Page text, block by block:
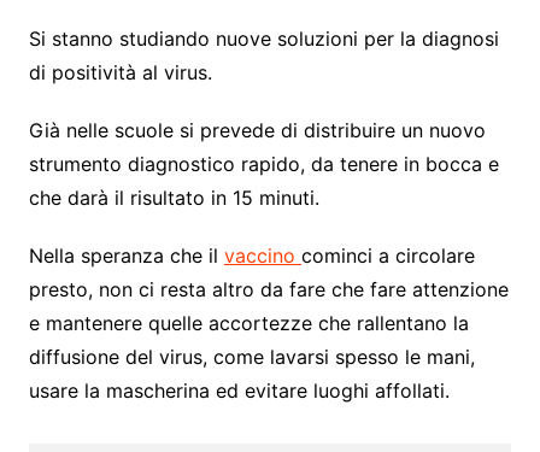
Si stanno studiando nuove soluzioni per la diagnosi
di positività al virus.
Già nelle scuole si prevede di distribuire un nuovo
strumento diagnostico rapido, da tenere in bocca e
che darà il risultato in 15 minuti.
Nella speranza che il vaccino cominci a circolare
presto, non ci resta altro da fare che fare attenzione
e mantenere quelle accortezze che rallentano la
diffusione del virus, come lavarsi spesso le mani,
usare la mascherina ed evitare luoghi affollati.